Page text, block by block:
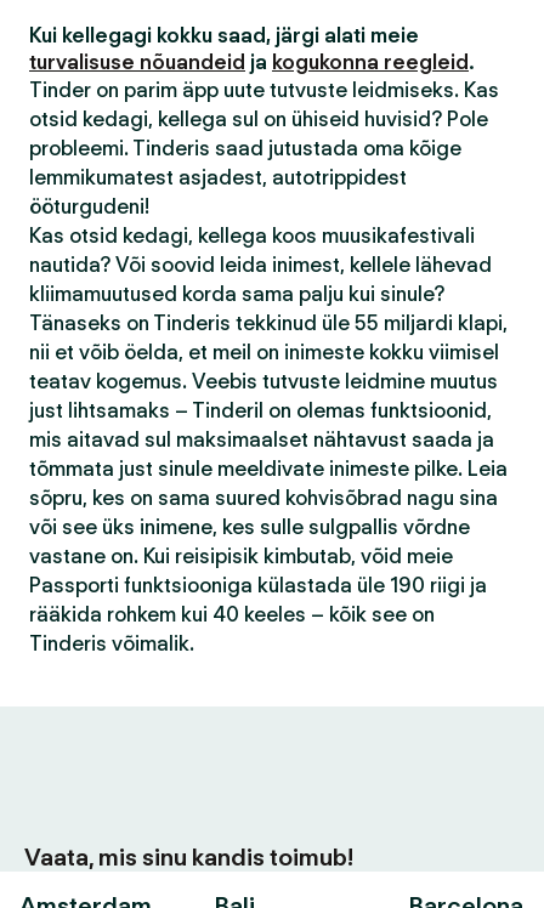
Kui kellegagi kokku saad, järgi alati meie
turvalisuse nõuandeid ja kogukonna reegleid .
Tinder on parim äpp uute tutvuste leidmiseks. Kas
otsid kedagi, kellega sul on ühiseid huvisid? Pole
probleemi. Tinderis saad jutustada oma kõige
lemmikumatest asjadest, autotrippidest
ööturgudeni!
Kas otsid kedagi, kellega koos muusikafestivali
nautida? Või soovid leida inimest, kellele lähevad
kliimamuutused korda sama palju kui sinule?
Tänaseks on Tinderis tekkinud üle 55 miljardi klapi,
nii et võib öelda, et meil on inimeste kokku viimisel
teatav kogemus. Veebis tutvuste leidmine muutus
just lihtsamaks – Tinderil on olemas funktsioonid,
mis aitavad sul maksimaalset nähtavust saada ja
tõmmata just sinule meeldivate inimeste pilke. Leia
sõpru, kes on sama suured kohvisõbrad nagu sina
või see üks inimene, kes sulle sulgpallis võrdne
vastane on. Kui reisipisik kimbutab, võid meie
Passporti funktsiooniga külastada üle 190 riigi ja
rääkida rohkem kui 40 keeles – kõik see on
Tinderis võimalik.
Vaata, mis sinu kandis toimub!